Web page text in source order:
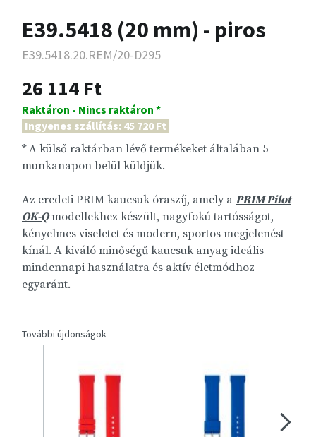
E39.5418 (20 mm) - piros
E39.5418.20.REM/20-D295
26 114 Ft
Raktáron - Nincs raktáron *
Ingyenes szállítás: 45 720 Ft
* A külső raktárban lévő termékeket általában 5
munkanapon belül küldjük.
Az eredeti PRIM kaucsuk óraszíj, amely a PRIM Pilot
OK-Qmodellekhez készült, nagyfokú tartósságot,
kényelmes viseletet és modern, sportos megjelenést
kínál. A kiváló minőségű kaucsuk anyag ideális
mindennapi használatra és aktív életmódhoz
egyaránt.
További újdonságok